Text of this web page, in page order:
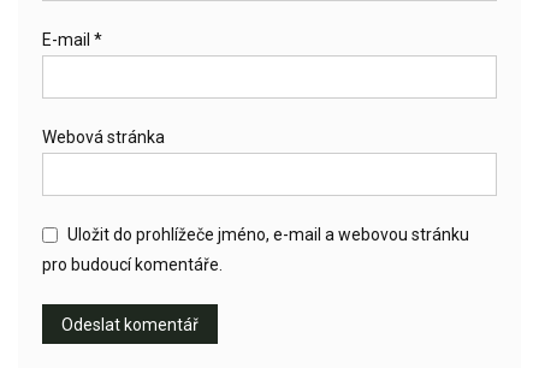
E-mail *
Webová stránka
Uložit do prohlížeče jméno, e-mail a webovou stránku
pro budoucí komentáře.